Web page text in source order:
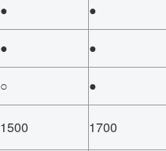
● ●
● ●
○ ●
1500 1700